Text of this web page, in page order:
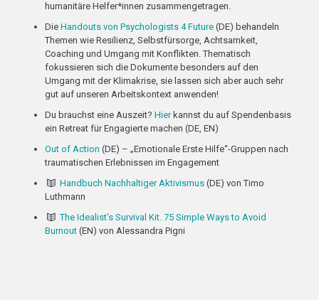
humanitäre Helfer*innen zusammengetragen.
Die Handouts von Psychologists 4 Future (DE) behandeln
Themen wie Resilienz, Selbstfürsorge, Achtsamkeit,
Coaching und Umgang mit Konflikten. Thematisch
fokussieren sich die Dokumente besonders auf den
Umgang mit der Klimakrise, sie lassen sich aber auch sehr
gut auf unseren Arbeitskontext anwenden!
Du brauchst eine Auszeit? Hier kannst du auf Spendenbasis
ein Retreat für Engagierte machen (DE, EN)
Out of Action (DE) – „Emotionale Erste Hilfe“-Gruppen nach
traumatischen Erlebnissen im Engagement
Handbuch Nachhaltiger Aktivismus (DE) von Timo
Luthmann
The Idealist's Survival Kit. 75 Simple Ways to Avoid
Burnout (EN) von Alessandra Pigni